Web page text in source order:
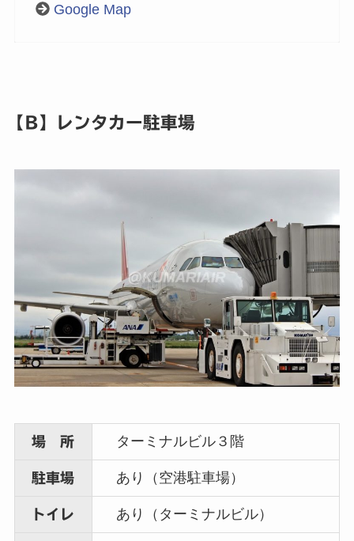
Google Map
【B】レンタカー駐車場
場 所 ターミナルビル３階
駐車場 あり（空港駐車場）
トイレ あり（ターミナルビル）